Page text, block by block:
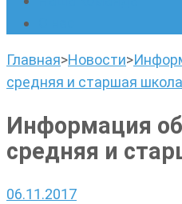
Главная>Новости>
средняя и старшая школа
Информация
средняя и
06.11.2017